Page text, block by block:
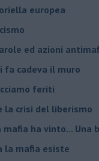
europea
ed azioni
fa cadeva il muro
feriti
la crisi del liberismo
mafia ha vinto... Una
la mafia esiste